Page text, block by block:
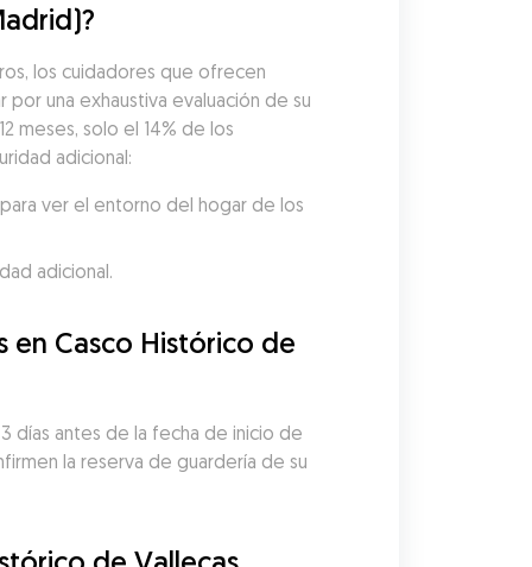
los cuidadores que ofrecen
una exhaustiva evaluación de su
meses, solo el 14% de los
adicional:
ver el entorno del hogar de los
adicional.
en Casco Histórico de
días antes de la fecha de inicio de
la reserva de guardería de su